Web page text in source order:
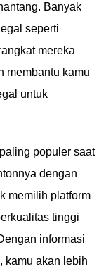
Banyak
seperti
mereka
membantu kamu
untuk
populer saat
dengan
memilih platform
tinggi
informasi
kamu akan lebih